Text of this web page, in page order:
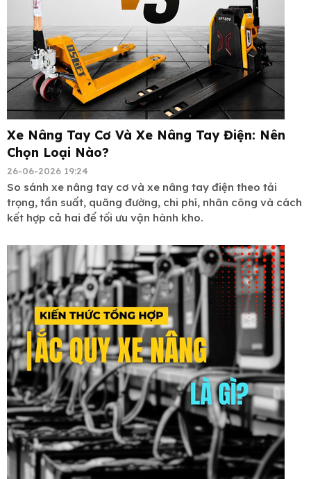
Xe Nâng Tay Cơ Và Xe Nâng Tay Điện: Nên
Chọn Loại Nào?
26-06-2026 19:24
So sánh xe nâng tay cơ và xe nâng tay điện theo tải
trọng, tần suất, quãng đường, chi phí, nhân công và cách
kết hợp cả hai để tối ưu vận hành kho.